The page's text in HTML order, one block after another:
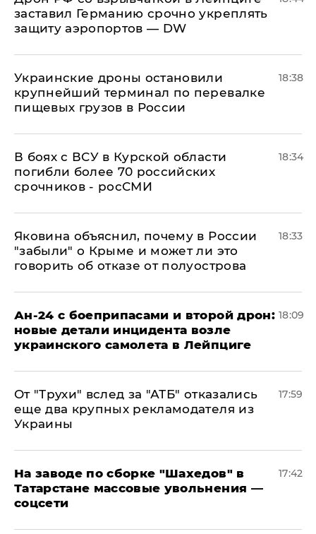
заставил Германию срочно укреплять
защиту аэропортов — DW
Украинские дроны остановили
крупнейший терминал по перевалке
пищевых грузов в России
18:38
В боях с ВСУ в Курской области
погибли более 70 российских
срочников - росСМИ
18:34
Яковина объяснил, почему в России
"забыли" о Крыме и может ли это
говорить об отказе от полуострова
18:33
Ан-24 с боеприпасами и второй дрон:
новые детали инцидента возле
украинского самолета в Лейпциге
18:09
От "Трухи" вслед за "АТБ" отказались
еще два крупных рекламодателя из
Украины
17:59
На заводе по сборке "Шахедов" в
Татарстане массовые увольнения —
соцсети
17:42